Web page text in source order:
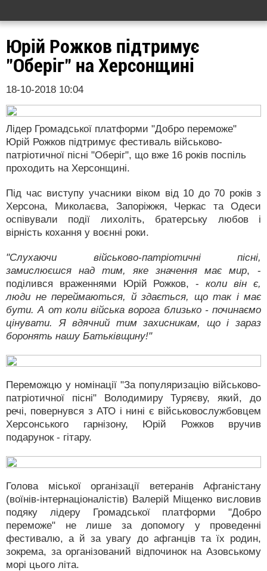
Юрій Рожков підтримує
"Оберіг" на Херсонщині
18-10-2018 10:04
Лідер Громадської платформи "Добро переможе"
Юрій Рожков підтримує фестиваль військово-
патріотичної пісні "Оберіг", що вже 16 років поспіль
проходить на Херсонщині.
Під час виступу учасники віком від 10 до 70 років з
Херсона, Миколаєва, Запоріжжя, Черкас та Одеси
оспівували події лихоліть, братерську любов і
вірність кохання у воєнні роки.
"Слухаючи військово-патріотичні пісні,
замислюєшся над тим, яке значення має мир, -
поділився враженнями Юрій Рожков, - коли він є,
люди не переймаються, й здається, що так і має
бути. А от коли війська ворога близько - починаємо
цінувати. Я вдячний тим захисникам, що і зараз
боронять нашу Батьківщину!"
Переможцю у номінації "За популяризацію військово-
патріотичної пісні" Володимиру Туряєву, який, до
речі, повернувся з АТО і нині є військовослужбовцем
Херсонського гарнізону, Юрій Рожков вручив
подарунок - гітару.
Голова міської організації ветеранів Афганістану
(воїнів-інтернаціоналістів) Валерій Міщенко висловив
подяку лідеру Громадської платформи "Добро
переможе" не лише за допомогу у проведенні
фестивалю, а й за увагу до афганців та їх родин,
зокрема, за організований відпочинок на Азовському
морі цього літа.